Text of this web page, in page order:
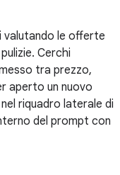
valutando le offerte
Cerchi
tra prezzo,
aperto un nuovo
riquadro laterale di
del prompt con